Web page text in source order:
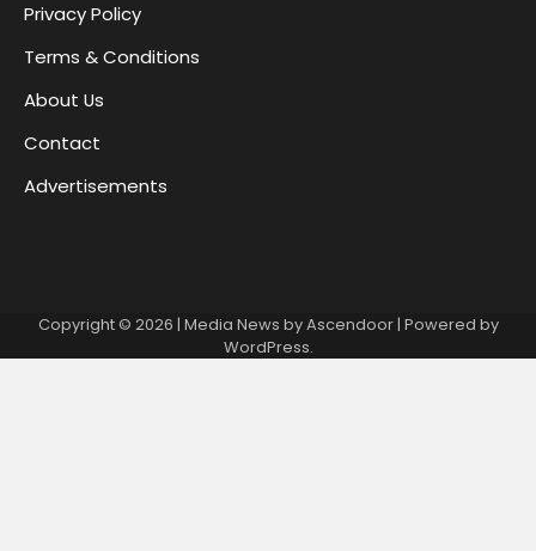
Privacy Policy
Terms & Conditions
About Us
Contact
Advertisements
Copyright © 2026 | Media News byAscendoor| Powered by
WordPress.